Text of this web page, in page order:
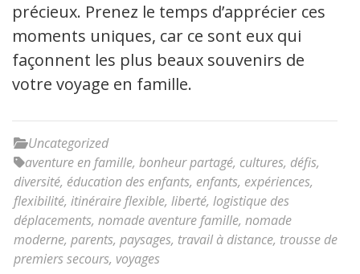
précieux. Prenez le temps d’apprécier ces
moments uniques, car ce sont eux qui
façonnent les plus beaux souvenirs de
votre voyage en famille.
Uncategorized
aventure en famille, bonheur partagé, cultures, défis,
diversité, éducation des enfants, enfants, expériences,
flexibilité, itinéraire flexible, liberté, logistique des
déplacements, nomade aventure famille, nomade
moderne, parents, paysages, travail à distance, trousse de
premiers secours, voyages